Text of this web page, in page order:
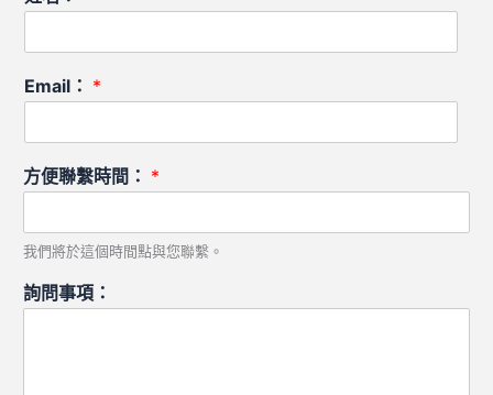
Email： *
方便聯繫時間： *
我們將於這個時間點與您聯繫。
詢問事項：